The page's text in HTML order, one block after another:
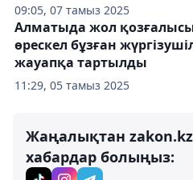
09:05, 07 тамыз 2025
11:29, 05 тамыз 2025
Алматыда жол қозғалысы
өрескел бұзған
жауапқа тартылды
Жаңалықтан
хабардар болыңыз: